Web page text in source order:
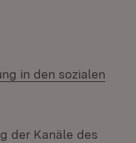
in den sozialen
der Kanäle des